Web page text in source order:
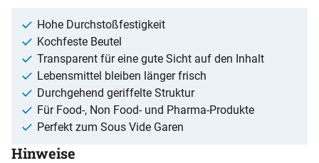
Hohe Durchstoßfestigkeit
Kochfeste Beutel
Transparent für eine gute Sicht auf den Inhalt
Lebensmittel bleiben länger frisch
Durchgehend geriffelte Struktur
Für Food-, Non Food- und Pharma-Produkte
Perfekt zum Sous Vide Garen
Hinweise